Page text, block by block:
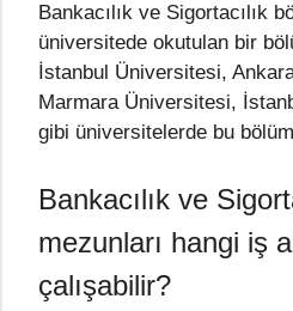
Bankacılık ve Sigortacılık
üniversitede okutulan bir
İstanbul Üniversitesi,
Marmara Üniversitesi,
gibi üniversitelerde bu
Bankacılık ve
mezunları hangi iş
çalışabilir?